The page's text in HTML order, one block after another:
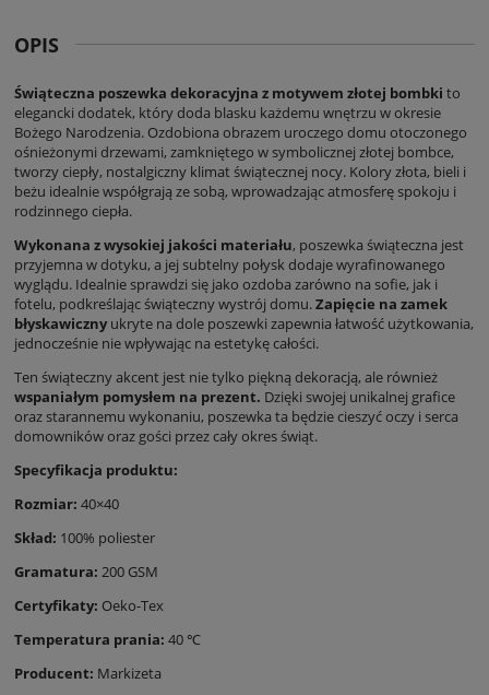
OPIS
Świąteczna poszewka dekoracyjna z motywem złotej bombki to
elegancki dodatek, który doda blasku każdemu wnętrzu w okresie
Bożego Narodzenia. Ozdobiona obrazem uroczego domu otoczonego
ośnieżonymi drzewami, zamkniętego w symbolicznej złotej bombce,
tworzy ciepły, nostalgiczny klimat świątecznej nocy. Kolory złota, bieli i
beżu idealnie współgrają ze sobą, wprowadzając atmosferę spokoju i
rodzinnego ciepła.
Wykonana z wysokiej jakości materiału, poszewka świąteczna jest
przyjemna w dotyku, a jej subtelny połysk dodaje wyrafinowanego
wyglądu. Idealnie sprawdzi się jako ozdoba zarówno na sofie, jak i
fotelu, podkreślając świąteczny wystrój domu. Zapięcie na zamek
błyskawiczny ukryte na dole poszewki zapewnia łatwość użytkowania,
jednocześnie nie wpływając na estetykę całości.
Ten świąteczny akcent jest nie tylko piękną dekoracją, ale również
wspaniałym pomysłem na prezent. Dzięki swojej unikalnej grafice
oraz starannemu wykonaniu, poszewka ta będzie cieszyć oczy i serca
domowników oraz gości przez cały okres świąt.
Specyfikacja produktu:
Rozmiar: 40×40
Skład: 100% poliester
Gramatura: 200 GSM
Certyfikaty: Oeko-Tex
Temperatura prania: 40 ℃
Producent: Markizeta